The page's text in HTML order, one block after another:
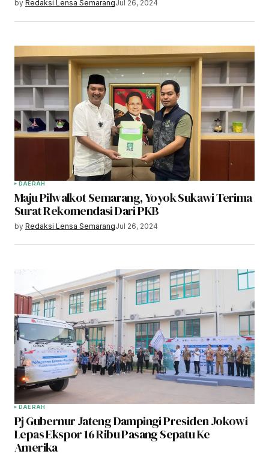
by Redaksi Lensa SemarangJul 26, 2024
DAERAH
Maju Pilwalkot Semarang, Yoyok Sukawi Terima
Surat Rekomendasi Dari PKB
by Redaksi Lensa SemarangJul 26, 2024
DAERAH
Pj Gubernur Jateng Dampingi Presiden Jokowi
Lepas Ekspor 16 Ribu Pasang Sepatu Ke
Amerika